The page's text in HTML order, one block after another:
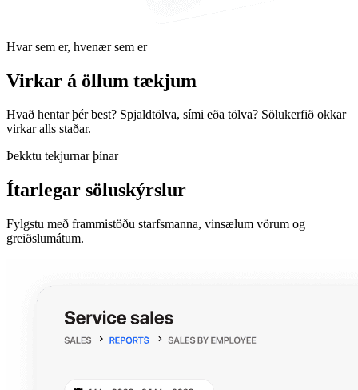
Hvar sem er, hvenær sem er
Virkar á öllum tækjum
Hvað hentar þér best? Spjaldtölva, sími eða tölva? Sölukerfið okkar
virkar alls staðar.
Þekktu tekjurnar þínar
Ítarlegar söluskýrslur
Fylgstu með frammistöðu starfsmanna, vinsælum vörum og
greiðslumátum.